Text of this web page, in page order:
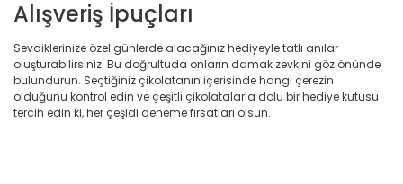
Alışveriş İpuçları
Sevdiklerinize özel günlerde alacağınız hediyeyle tatlı anılar
oluşturabilirsiniz. Bu doğrultuda onların damak zevkini göz önünde
bulundurun. Seçtiğiniz çikolatanın içerisinde hangi çerezin
olduğunu kontrol edin ve çeşitli çikolatalarla dolu bir hediye kutusu
tercih edin ki, her çeşidi deneme fırsatları olsun.